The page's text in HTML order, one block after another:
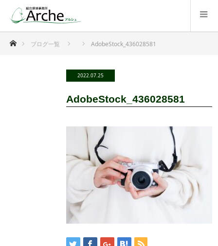
ホームブログ一覧 AdobeStock_436028581
2022.07.25
AdobeStock_436028581